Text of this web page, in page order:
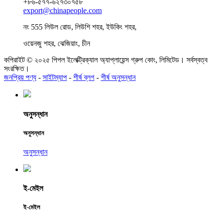
+৮৬-৫৭৭-৬২৭৩০৭৫৮
export@chinapeople.com
নং 555 লিউল রোড, লিউশি শহর, ইউকিং শহর,
ওয়েনজু শহর, ঝেজিয়াং, চীন
কপিরাইট © ২০২৫ পিপল ইলেক্ট্রিক্যাল অ্যাপ্লায়েন্স গ্রুপ কোং, লিমিটেড। সর্বস্বত্ব
সংরক্ষিত।
জনপ্রিয় পণ্য - সাইটম্যাপ - শীর্ষ ব্লগ - শীর্ষ অনুসন্ধান
অনুসন্ধান
অনুসন্ধান
অনুসন্ধান
ই-মেইল
ই-মেইল